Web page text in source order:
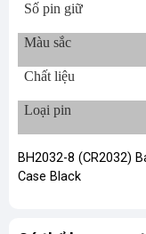
Số pin giữ
Màu sắc
Chất liệu
Loại pin
BH2032-8 (CR2032)
Case Black